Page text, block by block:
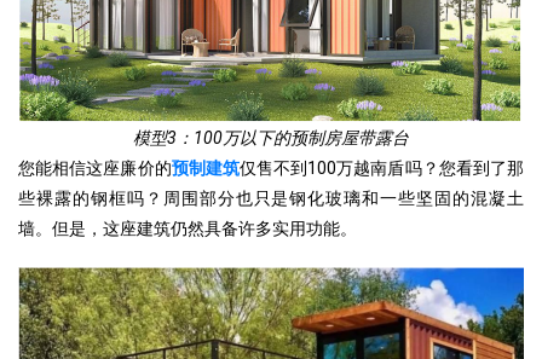
模型3：100万以下的预制房屋带露台
您能相信这座廉价的预制建筑仅售不到100万越南盾吗？您看到了那
些裸露的钢框吗？周围部分也只是钢化玻璃和一些坚固的混凝土
墙。但是，这座建筑仍然具备许多实用功能。